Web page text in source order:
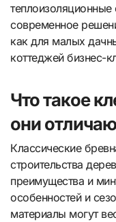
теплоизоляционные
современное
как для малых
коттеджей бизнес-
Что такое
они
Классические
строительства
преимущества и
особенностей и
материалы могут